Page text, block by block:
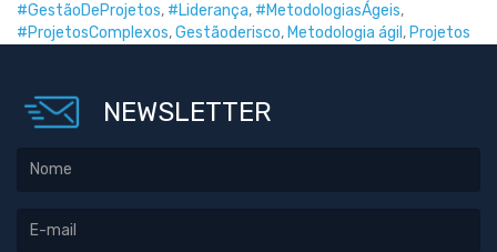
#GestãoDeProjetos, #Liderança, #MetodologiasÁgeis,
#ProjetosComplexos,Gestãoderisco, Metodologia ágil , Projetos
NEWSLETTER